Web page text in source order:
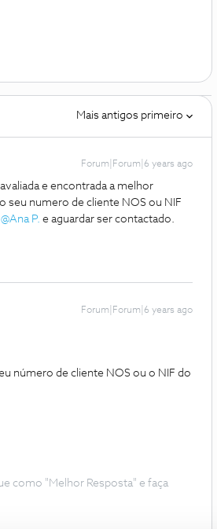
Mais antigos primeiro
Forum|Forum|6 years ago
e encontrada a melhor
seu numero de cliente NOS ou NIF
@Ana P. e aguardar ser contactado.
Forum|Forum|6 years ago
número de cliente NOS ou o NIF do
como "Melhor Resposta" e faça